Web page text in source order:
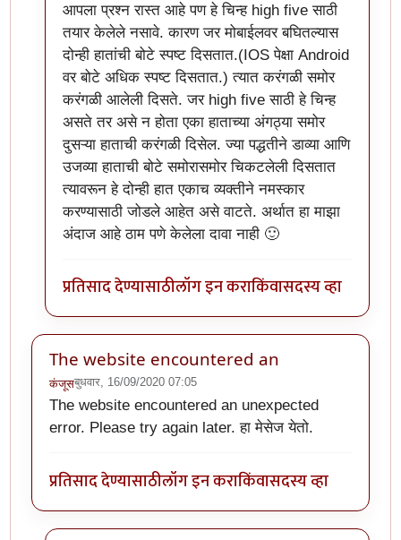
आपला प्रश्न रास्त आहे पण हे चिन्ह high five साठी
तयार केलेले नसावे. कारण जर मोबाईलवर बघितल्यास
दोन्ही हातांची बोटे स्पष्ट दिसतात.(IOS पेक्षा Android
वर बोटे अधिक स्पष्ट दिसतात.) त्यात करंगळी समोर
करंगळी आलेली दिसते. जर high five साठी हे चिन्ह
असते तर असे न होता एका हाताच्या अंगठ्या समोर
दुसऱ्या हाताची करंगळी दिसेल. ज्या पद्धतीने डाव्या आणि
उजव्या हाताची बोटे समोरासमोर चिकटलेली दिसतात
त्यावरून हे दोन्ही हात एकाच व्यक्तीने नमस्कार
करण्यासाठी जोडले आहेत असे वाटते. अर्थात हा माझा
अंदाज आहे ठाम पणे केलेला दावा नाही 🙂
प्रतिसाद देण्यासाठीलॉग इन कराकिंवासदस्य व्हा
The website encountered an
कंजूसबुधवार, 16/09/2020 07:05
The website encountered an unexpected
error. Please try again later. हा मेसेज येतो.
प्रतिसाद देण्यासाठीलॉग इन कराकिंवासदस्य व्हा